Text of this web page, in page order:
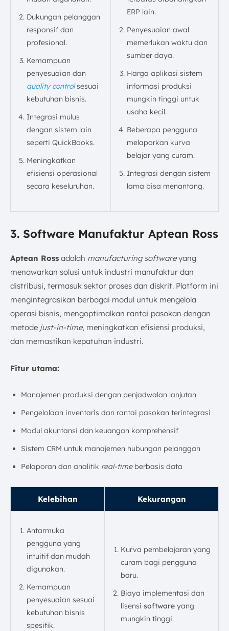
Dukungan pelanggan
responsif dan
profesional.
Kemampuan
penyesuaian dan
quality controlsesuai
kebutuhan bisnis.
Integrasi mulus
dengan sistem lain
seperti QuickBooks.
Meningkatkan
efisiensi operasional
secara keseluruhan.
ERP lain.
Penyesuaian awal
memerlukan waktu dan
sumber daya.
Harga aplikasi sistem
informasi produksi
mungkin tinggi untuk
usaha kecil.
Beberapa pengguna
melaporkan kurva
belajar yang curam.
Integrasi dengan sistem
lama bisa menantang.
3. Software Manufaktur Aptean Ross
Aptean Ross adalah manufacturing softwareyang
menawarkan solusi untuk industri manufaktur dan
distribusi, termasuk sektor proses dan diskrit. Platform ini
mengintegrasikan berbagai modul untuk mengelola
operasi bisnis, mengoptimalkan rantai pasokan dengan
metode just-in-time, meningkatkan efisiensi produksi,
dan memastikan kepatuhan industri.
Fitur utama:
Manajemen produksi dengan penjadwalan lanjutan
Pengelolaan inventaris dan rantai pasokan terintegrasi
Modul akuntansi dan keuangan komprehensif
Sistem CRM untuk manajemen hubungan pelanggan
Pelaporan dan analitik real-timeberbasis data
Kelebihan Kekurangan
Antarmuka
pengguna yang
intuitif dan mudah
digunakan.
Kemampuan
penyesuaian sesuai
kebutuhan bisnis
spesifik.
Kurva pembelajaran yang
curam bagi pengguna
baru.
Biaya implementasi dan
lisensi software yang
mungkin tinggi.